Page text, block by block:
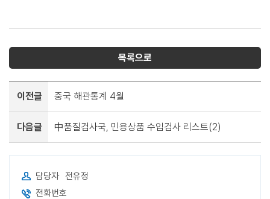
목록으로
이전글 중국 해관통계 4월
다음글 中품질검사국, 민용상품 수입검사 리스트(2)
담당자 전유정
전화번호